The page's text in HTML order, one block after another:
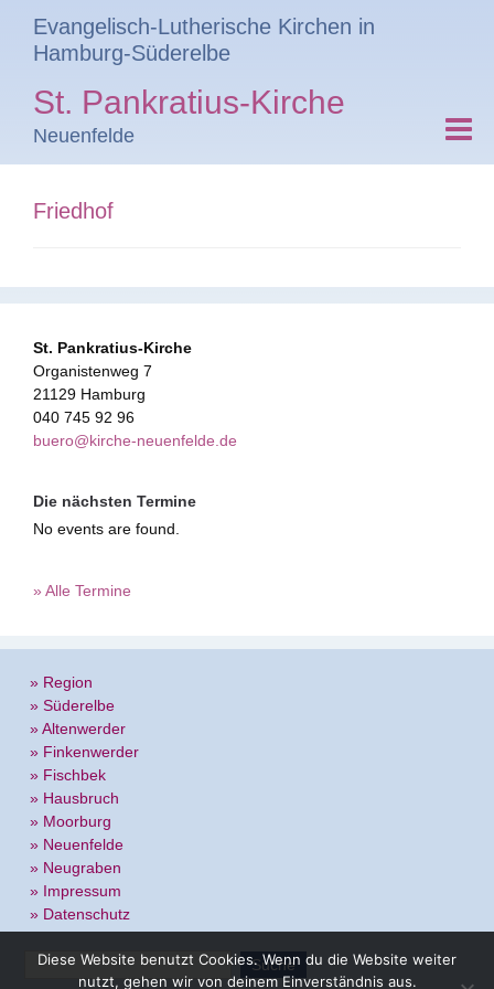
Evangelisch-Lutherische Kirchen in
Hamburg-Süderelbe
St. Pankratius-Kirche
Neuenfelde
Friedhof
St. Pankratius-Kirche
Organistenweg 7
21129 Hamburg
040 745 92 96
buero@kirche-neuenfelde.de
Die nächsten Termine
No events are found.
» Alle Termine
» Region
» Süderelbe
» Altenwerder
» Finkenwerder
» Fischbek
» Hausbruch
» Moorburg
» Neuenfelde
» Neugraben
» Impressum
» Datenschutz
Diese Website benutzt Cookies. Wenn du die Website weiter
nutzt, gehen wir von deinem Einverständnis aus.